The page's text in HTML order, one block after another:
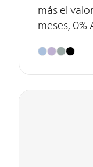
más el
meses, 0%